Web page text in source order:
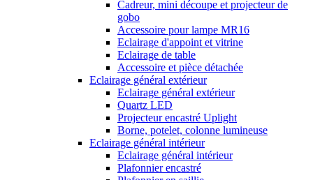
Cadreur, mini découpe et projecteur de
gobo
Accessoire pour lampe MR16
Eclairage d'appoint et vitrine
Eclairage de table
Accessoire et pièce détachée
Eclairage général extérieur
Eclairage général extérieur
Quartz LED
Projecteur encastré Uplight
Borne, potelet, colonne lumineuse
Eclairage général intérieur
Eclairage général intérieur
Plafonnier encastré